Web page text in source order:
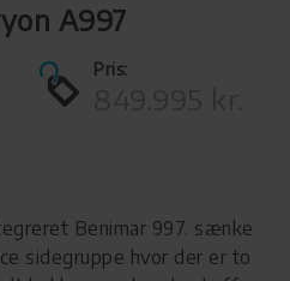
A997
Pris:
Benimar 997. sænke
sidegruppe hvor der er to